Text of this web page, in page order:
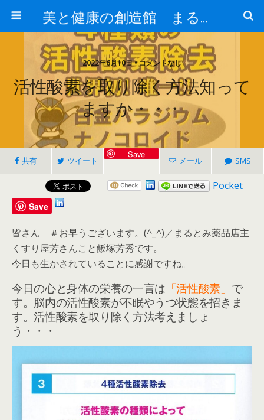
美と健康の創造館 まるとみ薬品 ぐんまの薬屋 芳さんのブログ
2022年6月10日 • コメントなし
活性酸素を取り除く方法知って
ますか・・・
共有 ツイート
Save
メール SMS
Pocket
Save
皆さん ＃お早うございます。(^_^)／まるとみ薬品店主
くすり屋芳さんこと飯塚芳秀です。
今日も生かされていることに感謝ですね。
今日の心と身体の栄養の一言は 「活性酸素」 で
す。脳内の活性酸素が不眠やうつ状態を招きま
す。活性酸素を取り除く方法考えましょ
う・・・